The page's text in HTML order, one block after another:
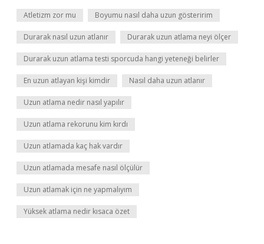
Atletizm zor mu Boyumu nasıl daha uzun gösteririm
Durarak nasıl uzun atlanır Durarak uzun atlama neyi ölçer
Durarak uzun atlama testi sporcuda hangi yeteneği belirler
En uzun atlayan kişi kimdir Nasıl daha uzun atlanır
Uzun atlama nedir nasıl yapılır
Uzun atlama rekorunu kim kırdı
Uzun atlamada kaç hak vardır
Uzun atlamada mesafe nasıl ölçülür
Uzun atlamak için ne yapmalıyım
Yüksek atlama nedir kısaca özet